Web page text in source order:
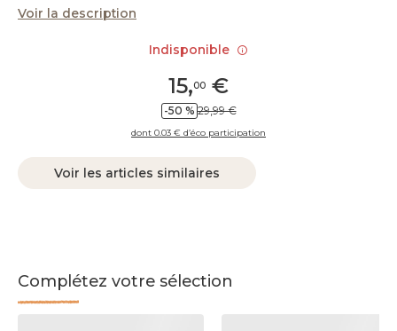
Voir la description
15,00 €
-50 % 29,99 €
dont 0.03 € d’éco participation
Voir les articles similaires
Complétez votre sélection